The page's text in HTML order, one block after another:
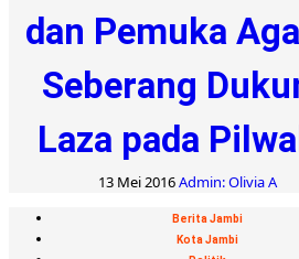
dan Pemuka
Seberang
Laza pada
13 Mei 2016Admin: Olivia A
Berita Jambi
Kota Jambi